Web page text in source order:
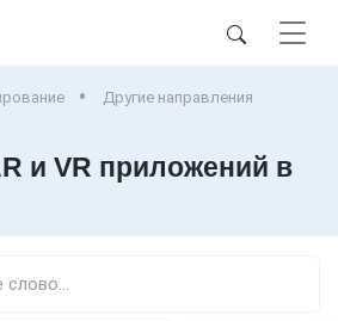
Другие направления
и VR приложений в